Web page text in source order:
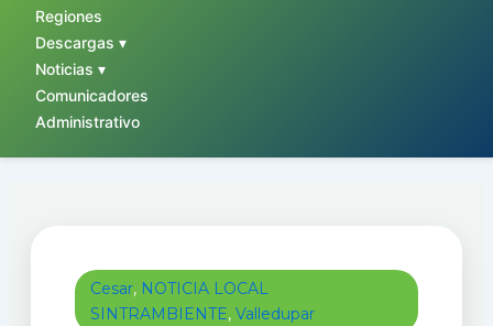
Regiones
Descargas ▾
Noticias ▾
Comunicadores
Administrativo
Cesar, NOTICIA LOCAL
SINTRAMBIENTE, Valledupar